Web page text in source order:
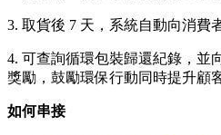
3. 取貨後 7 天，系統自動向消費
4. 可查詢循環包裝歸還紀錄，並
獎勵，鼓勵環保行動同時提升顧
如何串接